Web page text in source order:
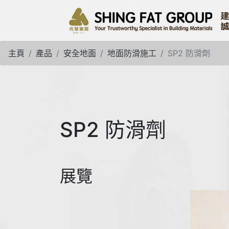
主頁 產品 安全地面 地面防滑施工 SP2 防滑劑
SP2 防滑劑
展覽